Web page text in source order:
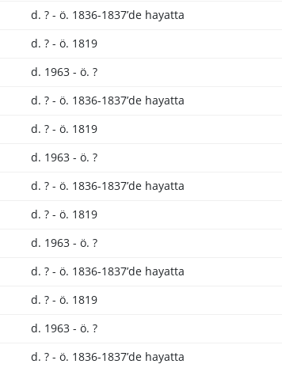
d. ? - ö. 1836-1837’de hayatta
d. ? - ö. 1819
d. 1963 - ö. ?
d. ? - ö. 1836-1837’de hayatta
d. ? - ö. 1819
d. 1963 - ö. ?
d. ? - ö. 1836-1837’de hayatta
d. ? - ö. 1819
d. 1963 - ö. ?
d. ? - ö. 1836-1837’de hayatta
d. ? - ö. 1819
d. 1963 - ö. ?
d. ? - ö. 1836-1837’de hayatta